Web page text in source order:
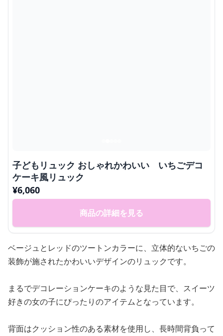
子どもリュック おしゃれかわいい いちごデコ
ケーキ風リュック
¥6,060
商品の詳細を見る
ベージュとレッドのツートンカラーに、立体的ないちごの
装飾が施されたかわいいデザインのリュックです。
まるでデコレーションケーキのような見た目で、スイーツ
好きの女の子にぴったりのアイテムとなっています。
背面はクッション性のある素材を使用し、長時間背負って